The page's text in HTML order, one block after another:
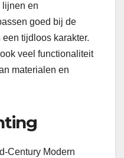
lijnen en
goed bij de
tijdloos karakter.
veel functionaliteit
materialen en
Century Modern